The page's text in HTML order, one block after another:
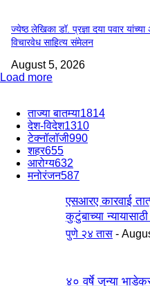
ज्येष्ठ लेखिका डॉ. प्रज्ञा दया पवार
विचारवेध साहित्य संमेलन
August 5, 2026
Load more
ताज्या बातम्या1814
देश-विदेश1310
टेक्नॉलॉजी990
शहर655
आरोग्य632
मनोरंजन587
एसआरए कारवाई
कुटुंबाच्या
पुणे २४ तास -
४० वर्षे जुन्या